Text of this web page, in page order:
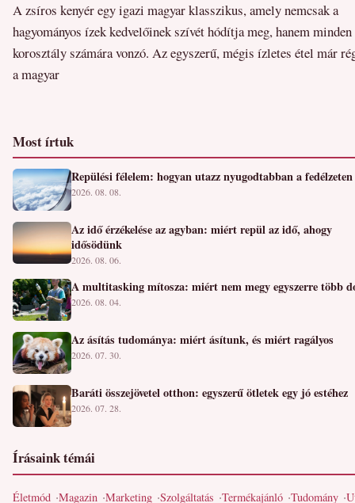
A zsíros kenyér egy igazi magyar klasszikus, amely nemcsak a
hagyományos ízek kedvelőinek szívét hódítja meg, hanem minden
korosztály számára vonzó. Az egyszerű, mégis ízletes étel már
a magyar
Most írtuk
Repülési félelem: hogyan utazz nyugodtabban a fedélzeten
2026. 08. 08.
Az idő érzékelése az agyban: miért repül az idő, ahogy
idősödünk
2026. 08. 06.
A multitasking mítosza: miért nem megy egyszerre több
2026. 08. 04.
Az ásítás tudománya: miért ásítunk, és miért ragályos
2026. 07. 30.
Baráti összejövetel otthon: egyszerű ötletek egy jó estéhez
2026. 07. 28.
Írásaink témái
Életmód Magazin Marketing Szolgáltatás Termékajánló Tudomány